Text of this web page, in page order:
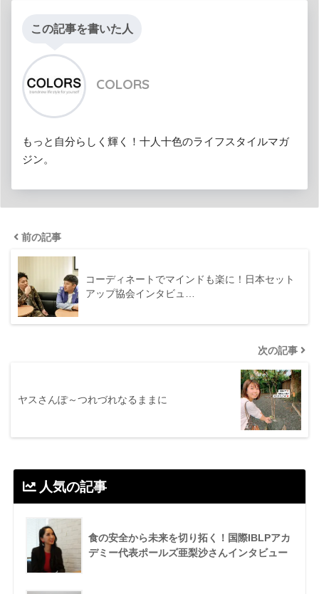
この記事を書いた人
COLORS
もっと自分らしく輝く！十人十色のライフスタイルマガ
ジン。
前の記事
コーディネートでマインドも楽に！日本セット
アップ協会インタビュ…
次の記事
ヤスさんぽ～つれづれなるままに
人気の記事
食の安全から未来を切り拓く！国際IBLPアカ
デミー代表ポールズ亜梨沙さんインタビュー